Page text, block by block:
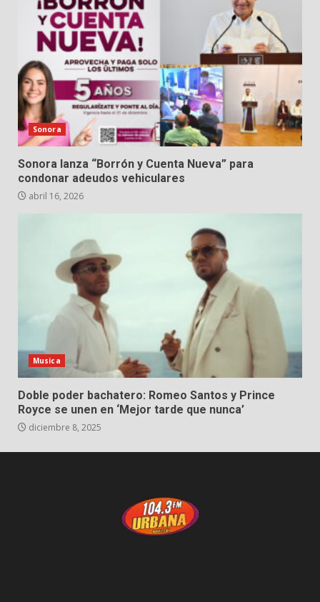
Sonora
Sonora lanza “Borrón y Cuenta Nueva” para
condonar adeudos vehiculares
abril 16, 2026
Musica
Doble poder bachatero: Romeo Santos y Prince
Royce se unen en ‘Mejor tarde que nunca’
diciembre 8, 2025